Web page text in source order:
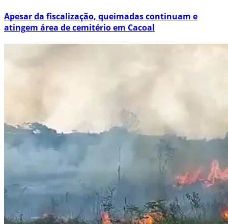
Apesar da fiscalização, queimadas continuam e
atingem área de cemitério em Cacoal